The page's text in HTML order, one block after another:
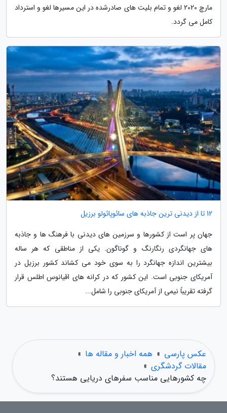
مارچ 2020 لغو و تمام بلیت های صادرشده در این مسیرها لغو و استرداد
کامل می گردد.
12 تا از دیدنی ترین جاذبه های سائوپائولو برزیل
جهان پر است از کشورها و سرزمین های دیدنی با فرهنگ ها و جاذبه
های جهانگردی رنگارنگ و گوناگون. یکی از مناطقی که هر ساله
بیشترین اندازه جهانگرد را به سوی خود می کشاند کشور برزیل در
آمریکای جنوبی است. این کشور که در کرانه های اقیانوس اطلس قرار
گرفته تقریباً نیمی از آمریکای جنوبی را شامل...
عکس پارسی » همه اخبار و مقاله ها »
مقالات گردشگری »
چه کشورهایی مناسب سفرهای دریایی هستند؟